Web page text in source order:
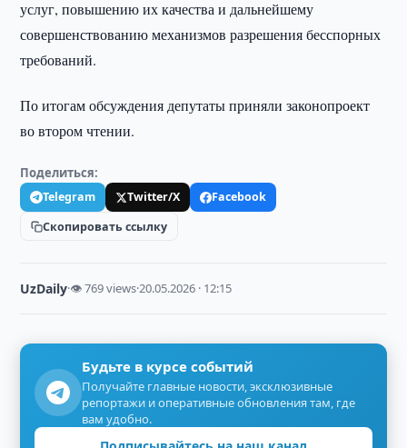
услуг, повышению их качества и дальнейшему
совершенствованию механизмов разрешения бесспорных
требований.
По итогам обсуждения депутаты приняли законопроект
во втором чтении.
Поделиться:
Telegram Twitter/X
Facebook
Скопировать ссылку
UzDaily·👁 769 views·20.05.2026 · 12:15
Будьте в курсе событий
Получайте главные новости, эксклюзивные
репортажи и оперативные обновления там, где
вам удобно.